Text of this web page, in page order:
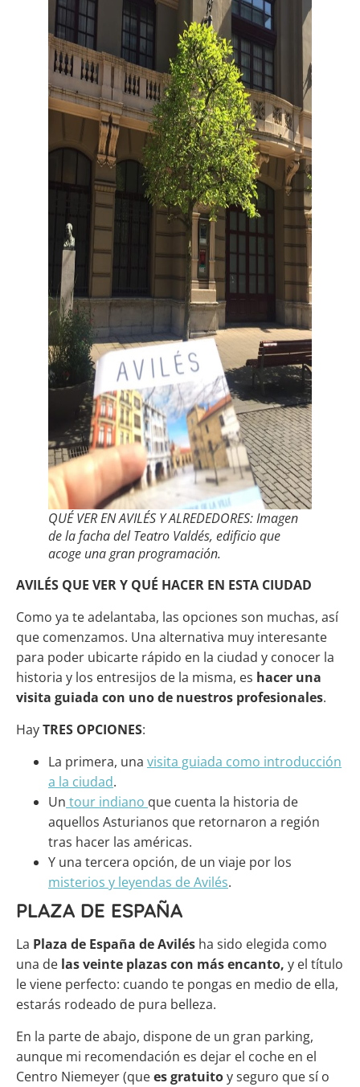
QUÉ VER EN AVILÉS Y ALREDEDORES: Imagen
de la facha del Teatro Valdés, edificio que
acoge una gran programación.
AVILÉS QUE VER Y QUÉ HACER EN ESTA CIUDAD
Como ya te adelantaba, las opciones son muchas, así
que comenzamos. Una alternativa muy interesante
para poder ubicarte rápido en la ciudad y conocer la
historia y los entresijos de la misma, es hacer una
visita guiada con uno de nuestros profesionales.
HayTRES OPCIONES:
La primera, una visita guiada como introducción
a la ciudad.
Un tour indiano que cuenta la historia de
aquellos Asturianos que retornaron a región
tras hacer las américas.
Y una tercera opción, de un viaje por los
misterios y leyendas de Avilés.
PLAZA DE ESPAÑA
La Plaza de España de Avilés ha sido elegida como
una de las veinte plazas con más encanto, y el título
le viene perfecto: cuando te pongas en medio de ella,
estarás rodeado de pura belleza.
En la parte de abajo, dispone de un gran parking,
aunque mi recomendación es dejar el coche en el
Centro Niemeyer (quees gratuitoy seguro que sí o